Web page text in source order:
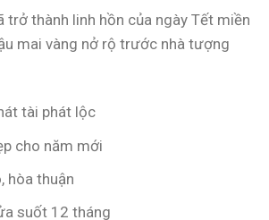
trở thành linh hồn của ngày Tết miền
mai vàng nở rộ trước nhà tượng
tài phát lộc
cho năm mới
hòa thuận
suốt 12 tháng